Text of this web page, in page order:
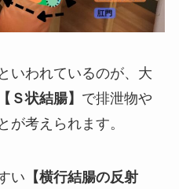
いわれているのが、大
Ｓ状結腸】 で排泄物や
が考えられます。
い 【横行結腸の反射